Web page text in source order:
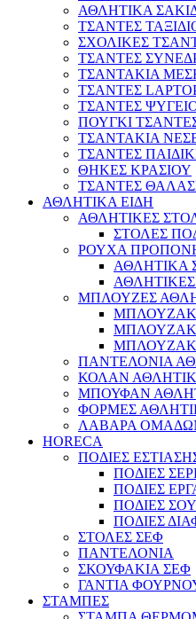
ΑΘΛΗΤΙΚΑ
ΤΣΑΝΤΕΣ
ΣΧΟΛΙΚΕΣ
ΤΣΑΝΤΕΣ
ΤΣΑΝΤΑΚΙΑ
ΤΣΑΝΤΕΣ
ΤΣΑΝΤΕΣ
ΠΟΥΓΚΙ
ΤΣΑΝΤΑΚΙΑ
ΤΣΑΝΤΕΣ
ΘΗΚΕΣ ΚΡΑΣΙΟΥ
ΤΣΑΝΤΕΣ
ΑΘΛΗΤΙΚΑ ΕΙΔΗ
ΑΘΛΗΤΙΚΕΣ
ΣΤΟΛΕΣ
ΡΟΥΧΑ
ΑΘΛΗΤΙΚΑ
ΜΠΛΟΥΖΕΣ
ΠΑΝΤΕΛΟΝΙΑ
ΚΟΛΑΝ
ΜΠΟΥΦΑΝ
ΦΟΡΜΕΣ
ΛΑΒΑΡΑ
HORECA
ΠΟΔΙΕΣ
ΠΟΔΙΕΣ
ΠΟΔΙΕΣ
ΠΟΔΙΕΣ
ΠΟΔΙΕΣ
ΣΤΟΛΕΣ ΣΕΦ
ΠΑΝΤΕΛΟΝΙΑ
ΣΚΟΥΦΑΚΙΑ ΣΕΦ
ΓΑΝΤΙΑ
ΣΤΑΜΠΕΣ